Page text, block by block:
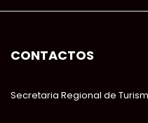
CONTACTOS
Secretaria Regional de